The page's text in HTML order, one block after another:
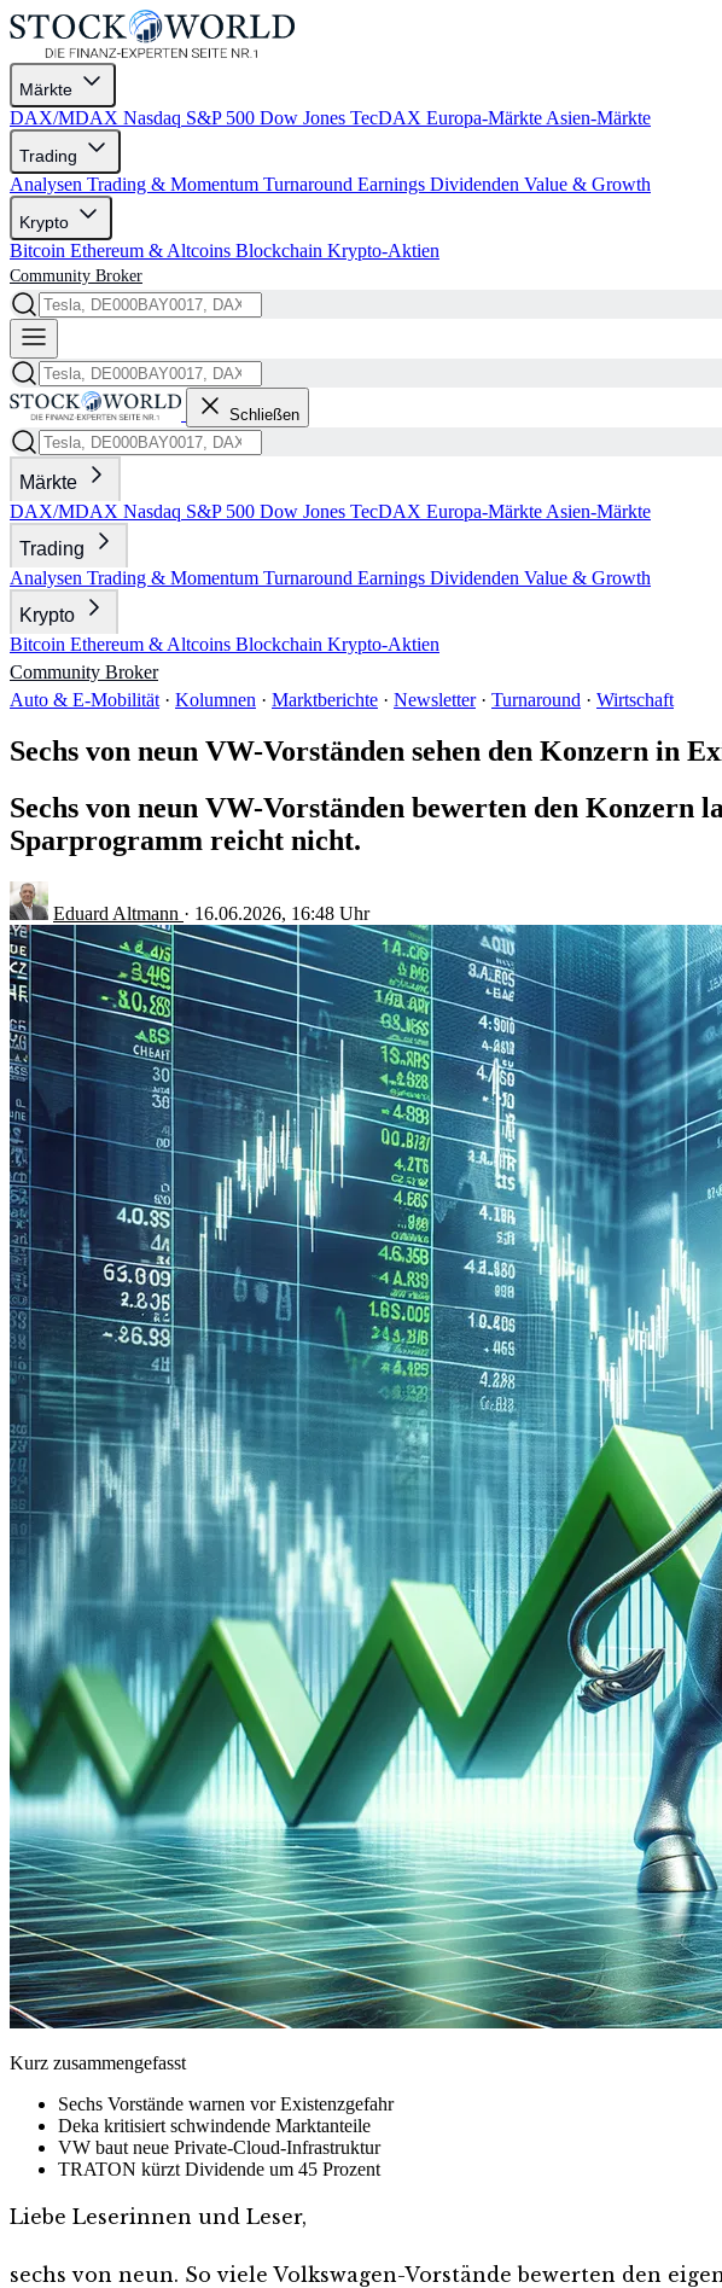
Märkte
DAX/MDAX Nasdaq S&P 500 Dow Jones TecDAX Europa-Märkte Asien-Märkte
Trading
Analysen Trading & Momentum Turnaround Earnings Dividenden Value & Growth
Krypto
Bitcoin Ethereum & Altcoins Blockchain Krypto-Aktien
Community Broker
Schließen
Märkte
DAX/MDAX Nasdaq S&P 500 Dow Jones TecDAX Europa-Märkte Asien-Märkte
Trading
Analysen Trading & Momentum Turnaround Earnings Dividenden Value & Growth
Krypto
Bitcoin Ethereum & Altcoins Blockchain Krypto-Aktien
Community Broker
Auto & E-Mobilität · Kolumnen · Marktberichte · Newsletter · Turnaround · Wirtschaft
Sechs von neun VW-Vorständen sehen den Konzern in
Sechs von neun VW-Vorständen bewerten den
Sparprogramm reicht nicht.
Eduard Altmann · 16.06.2026, 16:48 Uhr
Kurz zusammengefasst
Sechs Vorstände warnen vor Existenzgefahr
Deka kritisiert schwindende Marktanteile
VW baut neue Private-Cloud-Infrastruktur
TRATON kürzt Dividende um 45 Prozent
Liebe Leserinnen und Leser,
sechs von neun. So viele Volkswagen-Vorstände bewerten den